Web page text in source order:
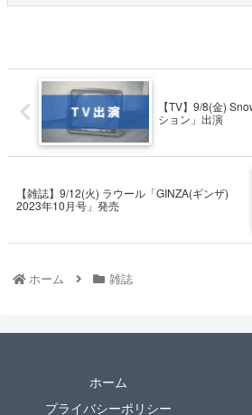
【TV】9/8(金)
ション」出演
【雑誌】9/12(火) ラウール「GINZA(ギンザ)
2023年10月号」発売
ホーム 雑誌
ホーム
プライバシーポリシー